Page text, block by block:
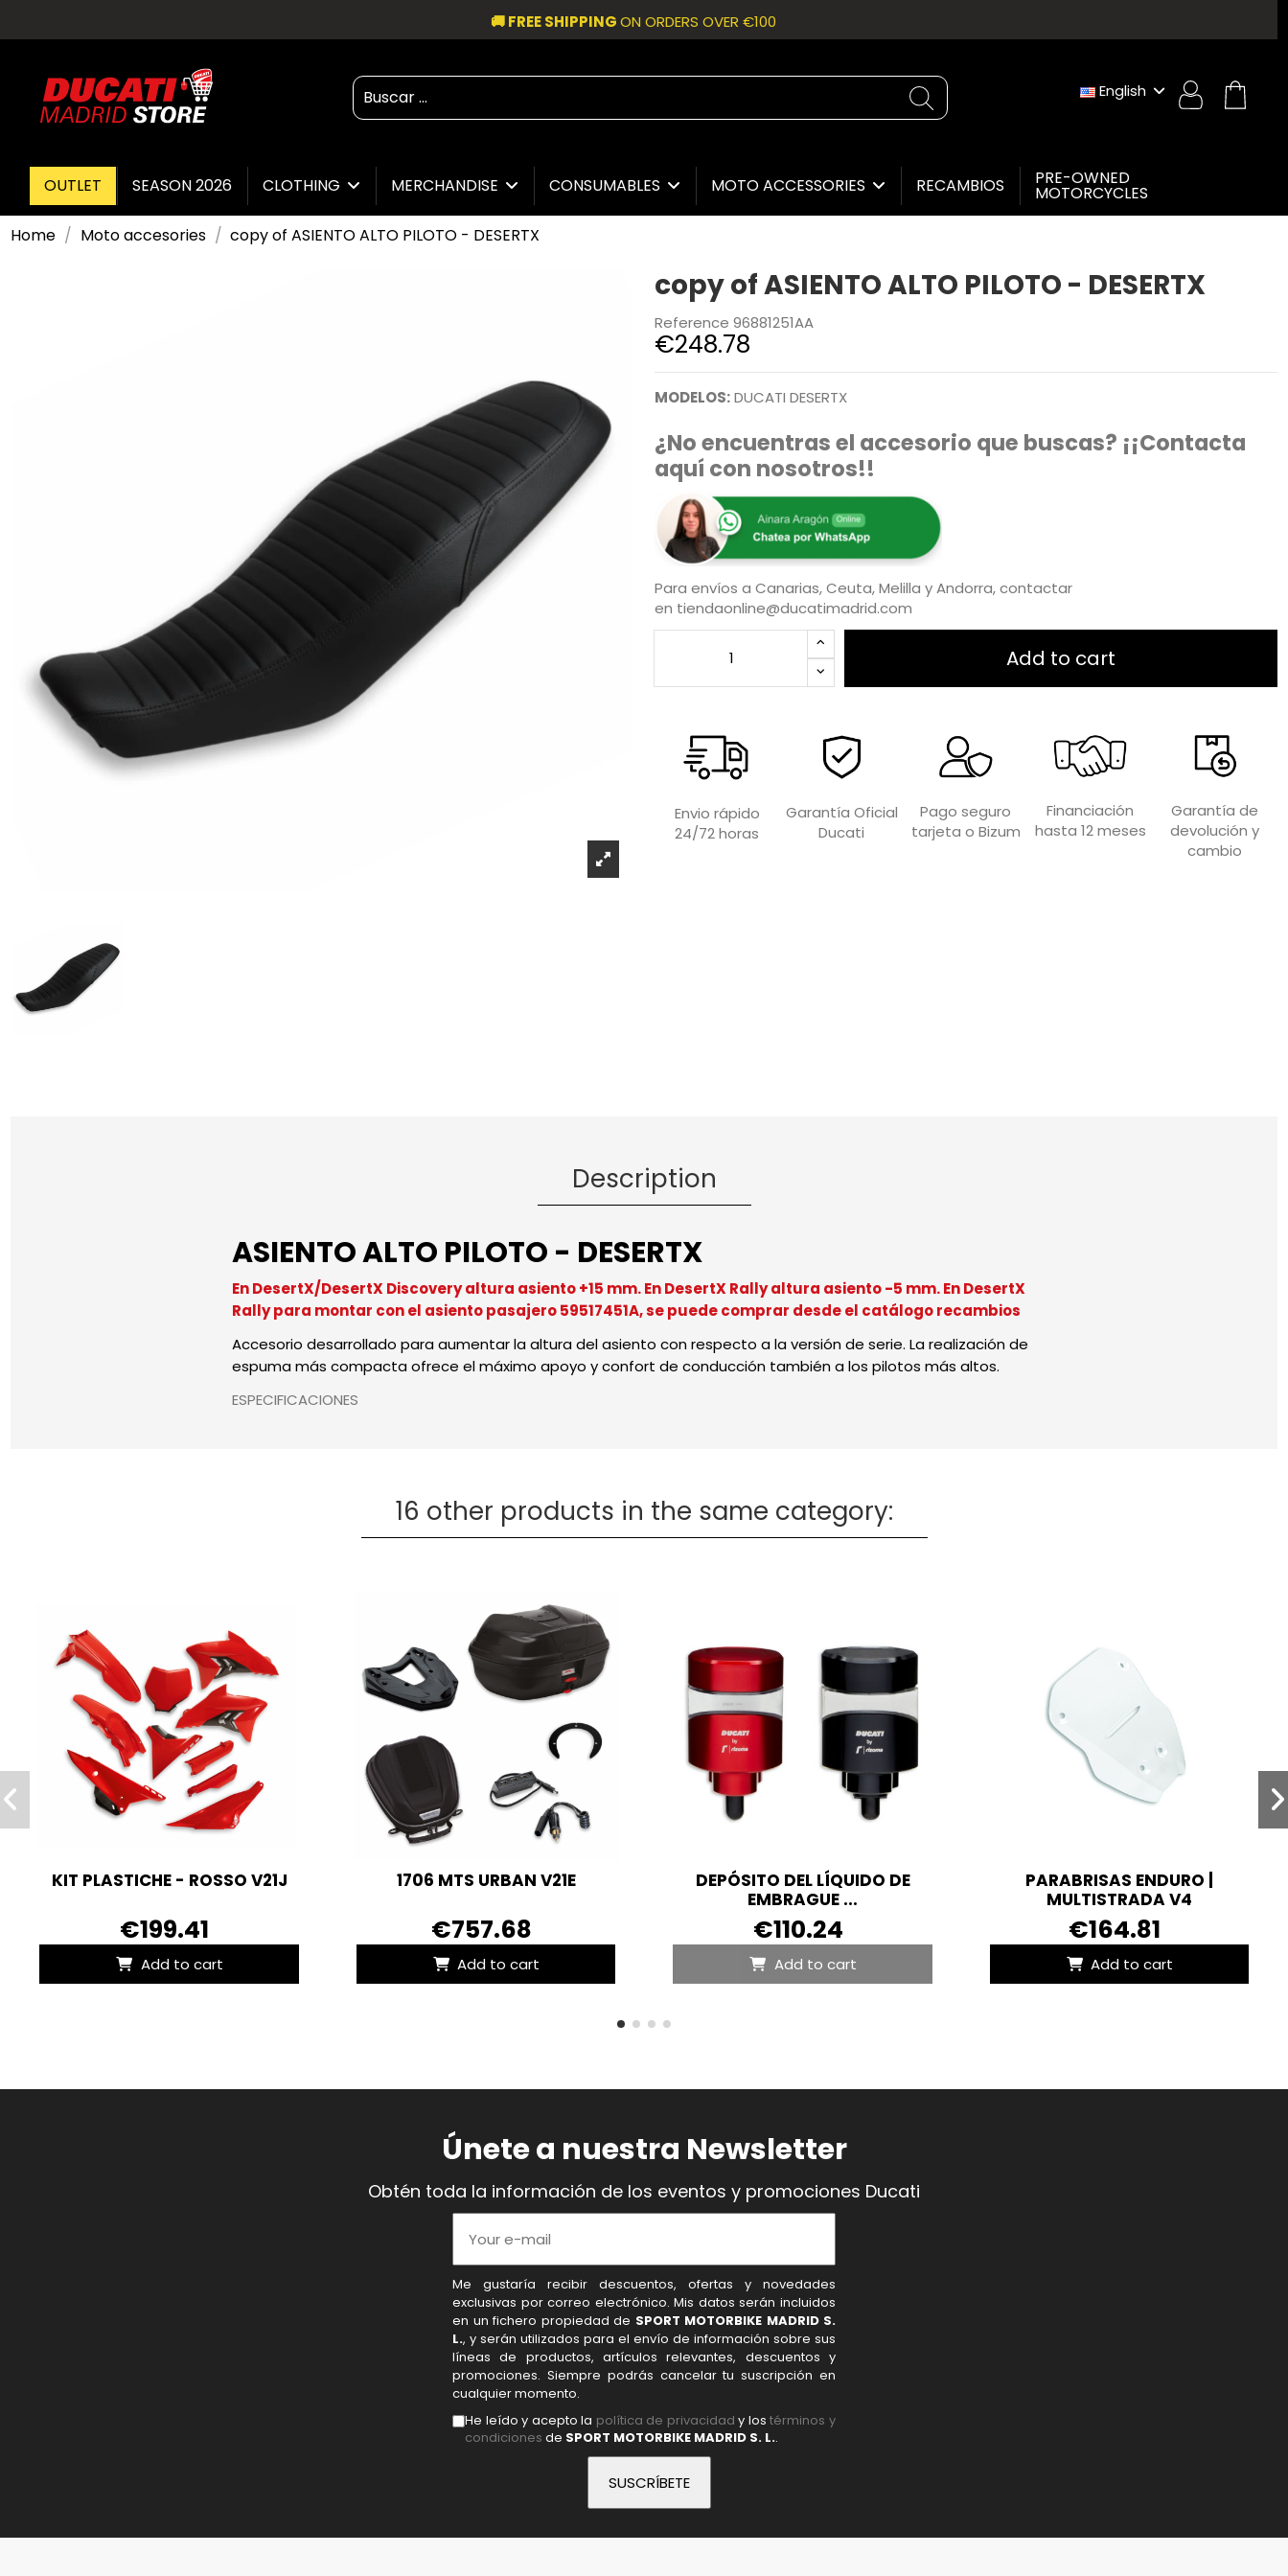
🚚 FREE SHIPPINGON ORDERS OVER €100
English
OUTLET SEASON 2026 CLOTHING MERCHANDISE CONSUMABLES MOTO ACCESSORIES RECAMBIOS PRE-OWNED
MOTORCYCLES
Home
Moto accesories copy of ASIENTO ALTO PILOTO - DESERTX
copy of ASIENTO ALTO PILOTO - DESERTX
Reference 96881251AA
€248.78
MODELOS:DUCATI DESERTX
¿No encuentras el accesorio que buscas? ¡¡Contacta
aquí con nosotros!!
Para envíos a Canarias, Ceuta, Melilla y Andorra, contactar
en tiendaonline@ducatimadrid.com
Add to cart
Envio rápido
24/72 horas
Garantía Oficial
Ducati
Pago seguro
tarjeta o Bizum
Financiación
hasta 12 meses
Garantía de
devolución y
cambio
Description
ASIENTO ALTO PILOTO - DESERTX
En DesertX/DesertX Discovery altura asiento +15 mm. En DesertX Rally altura asiento -5 mm. En DesertX
Rally para montar con el asiento pasajero 59517451A, se puede comprar desde el catálogo recambios
Accesorio desarrollado para aumentar la altura del asiento con respecto a la versión de serie. La realización de
espuma más compacta ofrece el máximo apoyo y confort de conducción también a los pilotos más altos.
ESPECIFICACIONES
16 other products in the same category:
KIT PLASTICHE - ROSSO V21J
€199.41
Add to cart
1706 MTS URBAN V21E
€757.68
Add to cart
DEPÓSITO DEL LÍQUIDO DE
EMBRAGUE ...
€110.24
Add to cart
PARABRISAS ENDURO |
MULTISTRADA V4
€164.81
Add to cart
Únete a nuestra Newsletter
Obtén toda la información de los eventos y promociones Ducati
Me gustaría recibir descuentos, ofertas y novedades
exclusivas por correo electrónico. Mis datos serán incluidos
en un fichero propiedad de SPORT MOTORBIKE MADRID S.
L., y serán utilizados para el envío de información sobre sus
líneas de productos, artículos relevantes, descuentos y
promociones. Siempre podrás cancelar tu suscripción en
cualquier momento.
He leído y acepto la política de privacidad y lostérminos y
condiciones de SPORT MOTORBIKE MADRID S. L..